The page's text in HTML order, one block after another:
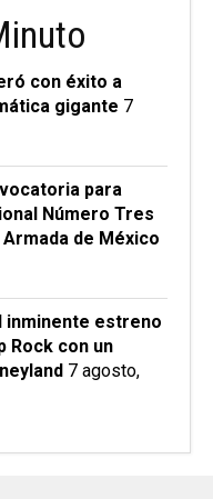
con éxito a
gigante 7
para
Número Tres
de México
inminente estreno
Rock con un
7 agosto,